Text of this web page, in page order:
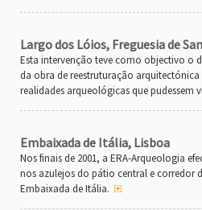
Largo dos Lóios, Freguesia de
Esta intervenção teve como objectivo o
da obra de reestruturação arquitectónica
realidades arqueológicas que pudessem
Embaixada de Itália, Lisboa
Nos finais de 2001, a ERA-Arqueologia
nos azulejos do pátio central e corredor
Embaixada de Itália.